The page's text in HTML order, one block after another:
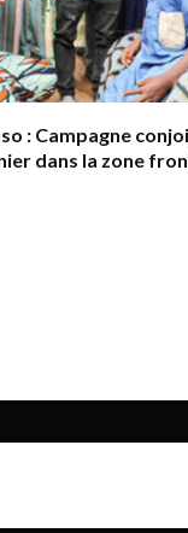
: Campagne
dans la zone